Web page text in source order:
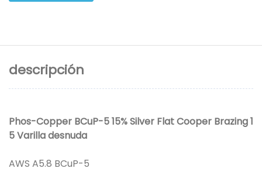
descripción
Phos-Copper BCuP-5 15% Silver Flat Cooper Brazing 1
5 Varilla desnuda
AWS A5.8 BCuP-5